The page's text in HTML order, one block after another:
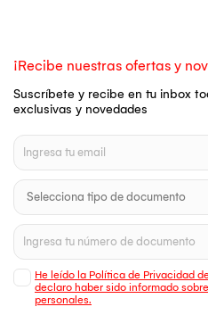
¡Recibe nuestras ofertas y
Suscríbete y recibe en tu inbox
exclusivas y novedades
He leído la Política de Privacidad
declaro haber sido informado
personales.